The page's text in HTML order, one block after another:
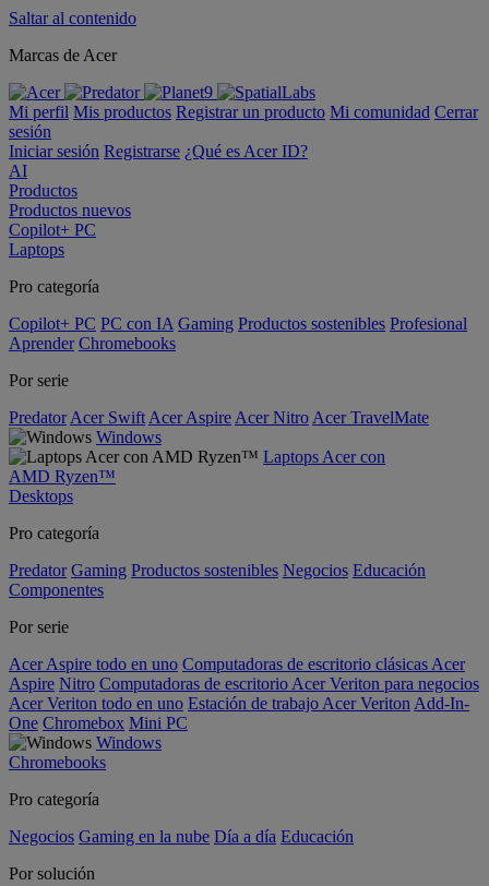
Saltar al contenido
Marcas de Acer
Mi perfil Mis productos Registrar un producto Mi comunidad Cerrar
sesión
Iniciar sesión Registrarse ¿Qué es Acer ID?
AI
Productos
Productos nuevos
Copilot+ PC
Laptops
Pro categoría
Copilot+ PC PC con IA Gaming Productos sostenibles Profesional
Aprender Chromebooks
Por serie
Predator Acer Swift Acer Aspire Acer Nitro Acer TravelMate
Windows
Laptops Acer con
AMD Ryzen™
Desktops
Pro categoría
Predator Gaming Productos sostenibles Negocios Educación
Componentes
Por serie
Acer Aspire todo en uno Computadoras de escritorio clásicas Acer
Aspire Nitro Computadoras de escritorio Acer Veriton para negocios
Acer Veriton todo en uno Estación de trabajo Acer Veriton Add-In-
One Chromebox Mini PC
Windows
Chromebooks
Pro categoría
Negocios Gaming en la nube Día a día Educación
Por solución